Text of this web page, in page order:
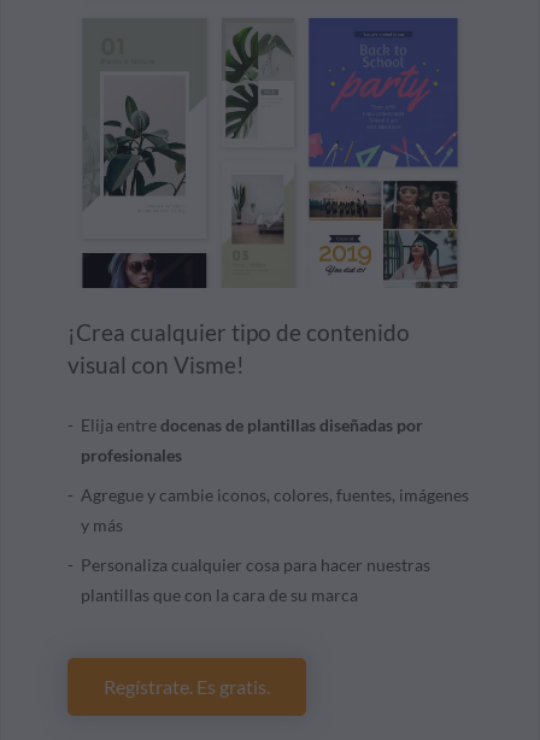
¡Crea cualquier tipo de contenido
visual con Visme!
Elija entredocenas de plantillas diseñadas por
profesionales
Agregue y cambie iconos, colores, fuentes, imágenes
y más
Personaliza cualquier cosa para hacer nuestras
plantillas que con la cara de su marca
Regístrate. Es gratis.